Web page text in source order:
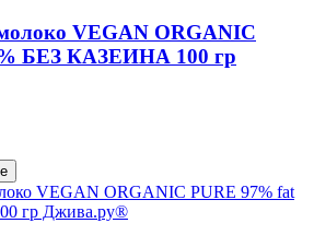
VEGAN ORGANIC
БЕЗ КАЗЕИНА 100 гр